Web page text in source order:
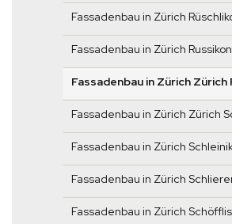
Fassadenbau in Zürich
Fassadenbau in Zürich Russikon
Fassadenbau in Zürich Zürich
Fassadenbau in Zürich Zürich
Fassadenbau in Zürich
Fassadenbau in Zürich
Fassadenbau in Zürich